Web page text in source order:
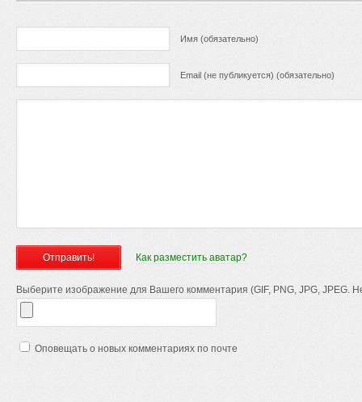
Имя (обязательно)
Email (не публикуется) (обязательно)
Как разместить аватар?
Выберите изображение для Вашего комментария (GIF, PNG, JPG, JPEG.
Оповещать о новых комментариях по почте